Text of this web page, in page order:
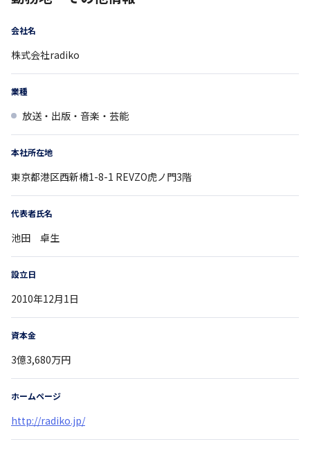
会社名
株式会社radiko
業種
放送・出版・音楽・芸能
本社所在地
東京都港区西新橋1-8-1 REVZO虎ノ門3階
代表者氏名
池田 卓生
設立日
2010年12月1日
資本金
3億3,680万円
ホームページ
http://radiko.jp/